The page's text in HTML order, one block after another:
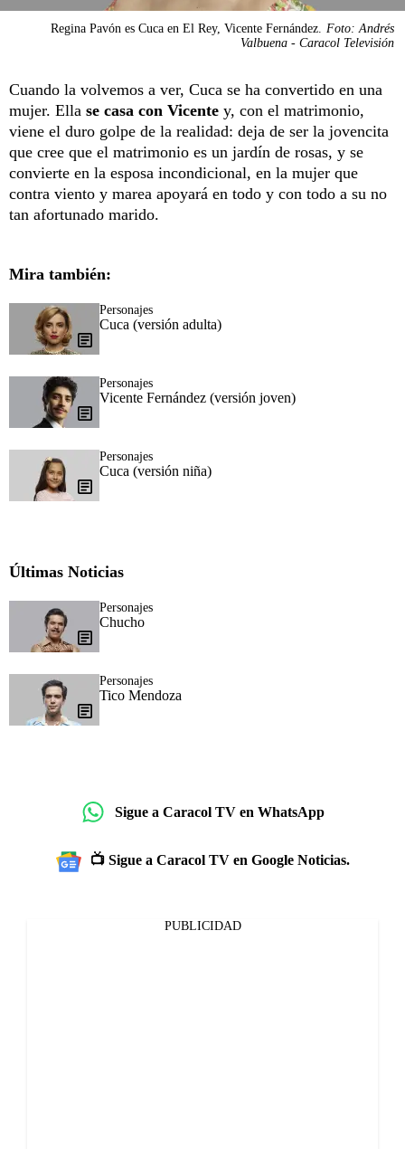
Regina Pavón es Cuca en El Rey, Vicente Fernández. Foto: Andrés
Valbuena - Caracol Televisión
Cuando la volvemos a ver, Cuca se ha convertido en una
mujer. Ella se casa con Vicente y, con el matrimonio,
viene el duro golpe de la realidad: deja de ser la jovencita
que cree que el matrimonio es un jardín de rosas, y se
convierte en la esposa incondicional, en la mujer que
contra viento y marea apoyará en todo y con todo a su no
tan afortunado marido.
Mira también:
Personajes
Cuca (versión adulta)
Personajes
Vicente Fernández (versión joven)
Personajes
Cuca (versión niña)
Últimas Noticias
Personajes
Chucho
Personajes
Tico Mendoza
Sigue a Caracol TV en WhatsApp
📺 Sigue a Caracol TV en Google Noticias.
PUBLICIDAD